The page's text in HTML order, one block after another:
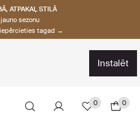
ATPAKAĻ STILĀ
sezonu
tagad →
instalēt
0 0